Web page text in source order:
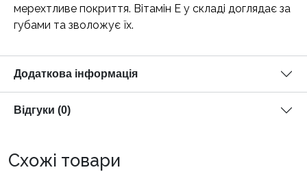
мерехтливе покриття. Вітамін Е у складі доглядає за
губами та зволожує їх.
Додаткова інформація
Відгуки (0)
Схожі товари